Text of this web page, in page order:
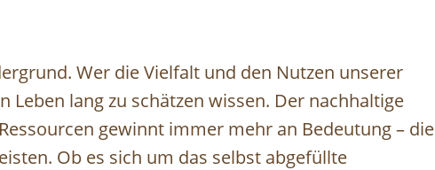
Wer die Vielfalt und den Nutzen unserer
Leben lang zu schätzen wissen. Der nachhaltige
gewinnt immer mehr an Bedeutung – die
Ob es sich um das selbst abgefüllte